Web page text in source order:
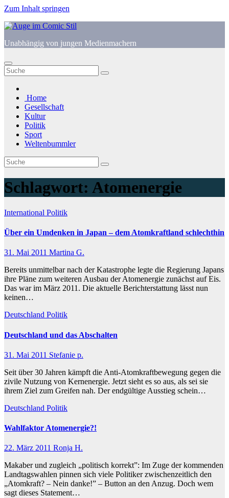
Zum Inhalt springen
Unabhängig von jungen Medienmachern
Home
Gesellschaft
Kultur
Politik
Sport
Weltenbummler
Schlagwort: Atomenergie
International Politik
Über ein Umdenken in Japan – dem Atomkraftland schlechthin
31. Mai 2011 Martina G.
Bereits unmittelbar nach der Katastrophe legte die Regierung Japans
ihre Pläne zum weiteren Ausbau der Atomenergie zunächst auf Eis.
Das war im März 2011. Die aktuelle Berichterstattung lässt nun
keinen…
Deutschland Politik
Deutschland und das Abschalten
31. Mai 2011 Stefanie p.
Seit über 30 Jahren kämpft die Anti-Atomkraftbewegung gegen die
zivile Nutzung von Kernenergie. Jetzt sieht es so aus, als sei sie
ihrem Ziel zum Greifen nah. Der endgültige Ausstieg schein…
Deutschland Politik
Wahlfaktor Atomenergie?!
22. März 2011 Ronja H.
Makaber und zugleich „politisch korrekt”: Im Zuge der kommenden
Landtagswahlen pinnen sich viele Politiker zwischenzeitlich den
„Atomkraft? – Nein danke!” – Button an den Anzug. Doch wem
sagt dieses Statement…